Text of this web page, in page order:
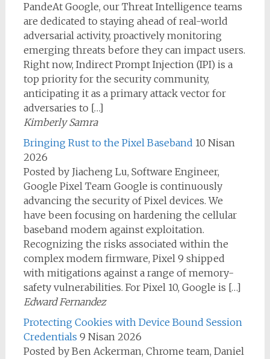
PandeAt Google, our Threat Intelligence teams
are dedicated to staying ahead of real-world
adversarial activity, proactively monitoring
emerging threats before they can impact users.
Right now, Indirect Prompt Injection (IPI) is a
top priority for the security community,
anticipating it as a primary attack vector for
adversaries to […]
Kimberly Samra
Bringing Rust to the Pixel Baseband 10 Nisan
2026
Posted by Jiacheng Lu, Software Engineer,
Google Pixel Team Google is continuously
advancing the security of Pixel devices. We
have been focusing on hardening the cellular
baseband modem against exploitation.
Recognizing the risks associated within the
complex modem firmware, Pixel 9 shipped
with mitigations against a range of memory-
safety vulnerabilities. For Pixel 10, Google is […]
Edward Fernandez
Protecting Cookies with Device Bound Session
Credentials 9 Nisan 2026
Posted by Ben Ackerman, Chrome team, Daniel